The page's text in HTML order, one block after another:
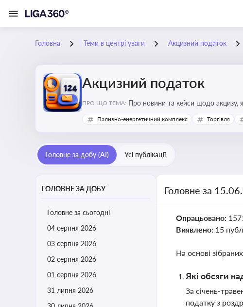
Головна Теми в центрі уваги Акцизний податок
Акцизний податок
ПРО ЩО ТЕМА: Про новини та кейси щодо акцизу,
продукцію, з метою уникнення
Паливно-енергетичний комплекс Торгівля
Головне за добу (AI) Усі публікації
ГОЛОВНЕ ЗА ДОБУ
Головне за сьогодні
04 серпня 2026
03 серпня 2026
02 серпня 2026
01 серпня 2026
31 липня 2026
Головне за
Опрацьовано:
Виявлено: 15
На основі
Які обсяги
За січень-
податку з